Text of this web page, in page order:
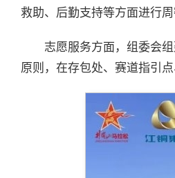
救助、后勤支持等方面进行周
志愿服务方面，组委会
原则，在存包处、赛道指引